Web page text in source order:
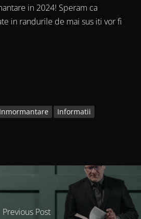
in 2024! Speram ca
in randurile de mai sus iti vor fi
Informatii
Previous Post